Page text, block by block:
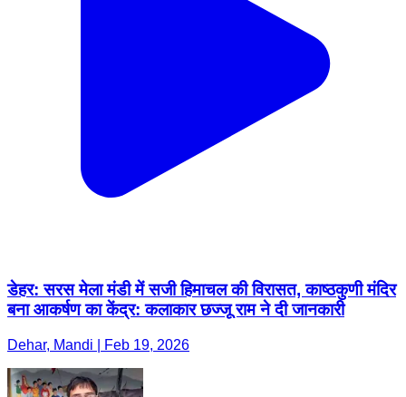
डेहर: सरस मेला मंडी में सजी हिमाचल की विरासत, काष्ठकुणी मंदिर
बना आकर्षण का केंद्र: कलाकार छज्जू राम ने दी जानकारी
Dehar, Mandi | Feb 19, 2026